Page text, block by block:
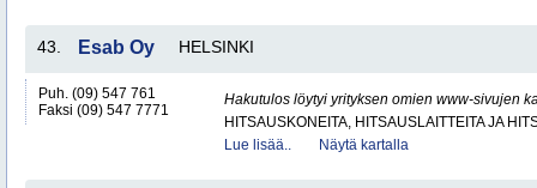
43. Esab Oy HELSINKI
Puh. (09) 547 761
Faksi (09) 547 7771
Hakutulos löytyi yrityksen omien www-sivujen
HITSAUSKONEITA, HITSAUSLAITTEITA JA
Lue lisää..
Näytä kartalla